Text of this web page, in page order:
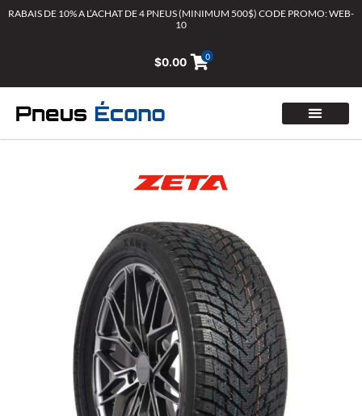
AllerRABAIS DE 10% A L’ACHAT DE 4 PNEUS (MINIMUM 500$) CODE PROMO: WEB-
10
$0.00 0